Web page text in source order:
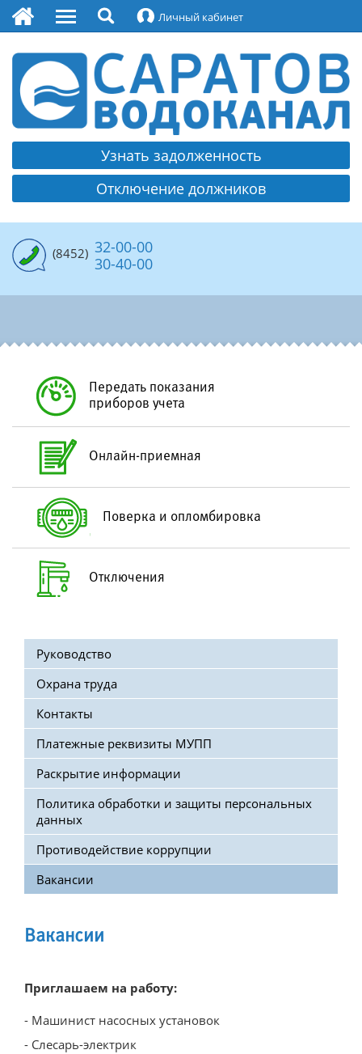
Личный кабинет
Руководство
Охрана труда
Контакты
Платежные реквизиты МУПП
Раскрытие информации
Политика обработки и защиты персональных
данных
Противодействие коррупции
Вакансии
Схема водоподготовки
Качество воды
Санбюллетень по качеству питьевой воды
Водоотведение
Структура водоотведения
Технология очистки сточных вод
Контроль состава сточных вод
Дополнительные услуги
Подключение к сетям
Передача показаний приборов учета
Поверка и опломбировка
Онлайн-приемная
Узнать задолженность
Отключение должников
Прямые договоры
Электронный документооборот
Новости предприятия
Отключения
Узнать задолженность
Отключение должников
(8452) 32-00-00
30-40-00
Передать показания
приборов учета
Онлайн-приемная
Поверка и опломбировка
Отключения
Руководство
Охрана труда
Контакты
Платежные реквизиты МУПП
Раскрытие информации
Политика обработки и защиты персональных
данных
Противодействие коррупции
Вакансии
Вакансии
Приглашаем на работу:
- Машинист насосных установок
- Слесарь-электрик